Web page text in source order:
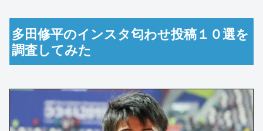
多田修平のインスタ匂わせ投稿１０選を
調査してみた